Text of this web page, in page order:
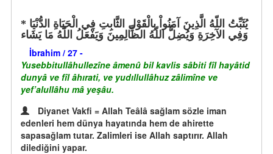
وَفِي الآخِرَةِ وَيُضِلُّ اللّهُ الظَّالِمِينَ وَيَفْعَلُ اللّهُ مَا يَشَاء
İbrahim / 27 -
Yusebbitullâhullezîne âmenû bil kavlis sâbiti fîl hayâtid
dunyâ ve fîl âhırati, ve yudıllullâhuz zâlimîne ve
yef’alullâhu mâ yeşâu.
Diyanet Vakfi = Allah Teâlâ sağlam sözle iman
edenleri hem dünya hayatında hem de ahirette
sapasağlam tutar. Zalimleri ise Allah saptırır. Allah
dilediğini yapar.